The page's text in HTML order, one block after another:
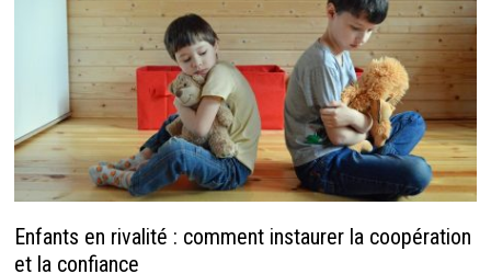
Enfants en rivalité : comment instaurer la coopération
et la confiance